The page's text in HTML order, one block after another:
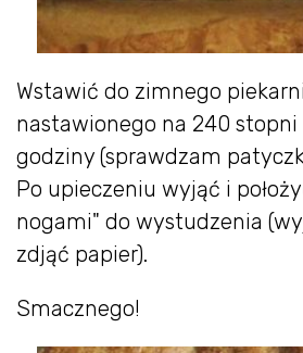
Wstawić do zimnego
nastawionego na 240 stopni
godziny (sprawdzam
Po upieczeniu wyjąć i
nogami" do wystudzenia
zdjąć papier).
Smacznego!